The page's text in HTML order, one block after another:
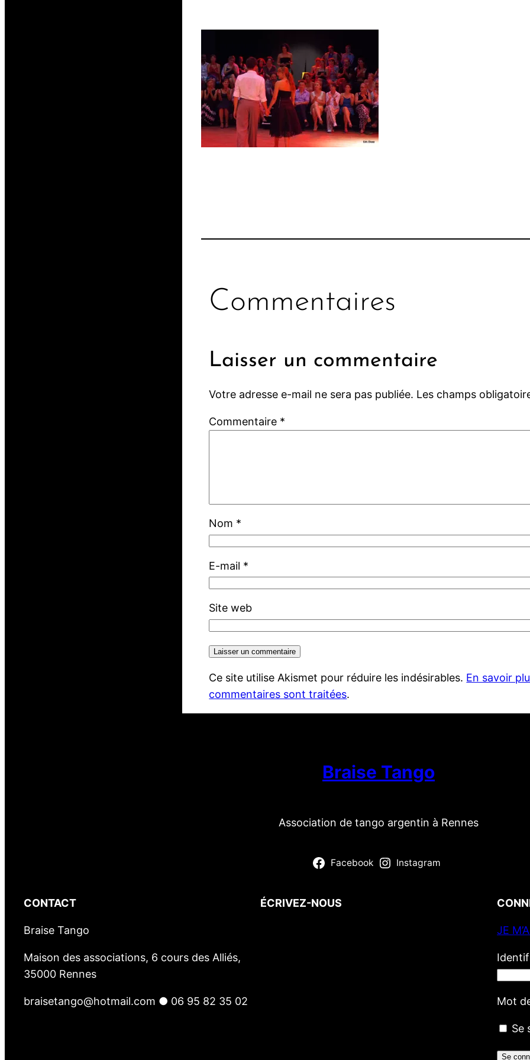
Commentaires
Laisser un commentaire
Votre adresse e-mail ne sera pas publiée. Les champs
Commentaire *
Nom *
E-mail *
Site web
Ce site utilise Akismet pour réduire les indésirables. En savoir
commentaires sont traitées.
Braise Tango
Association de tango argentin à Rennes
Facebook Instagram
CONTACT
Braise Tango
Maison des associations, 6 cours des Alliés,
35000 Rennes
braisetango@hotmail.com ● 06 95 82 35 02
ÉCRIVEZ-NOUS
JE
Mot
Se